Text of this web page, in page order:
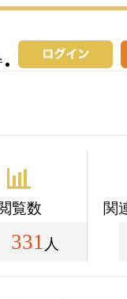
覧数
331 人
関